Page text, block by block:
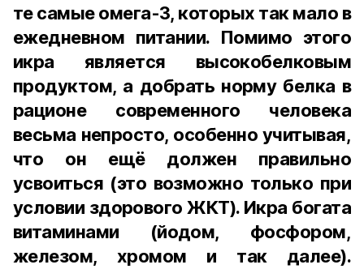
те самые омега-3, которых так мало в
ежедневном питании. Помимо этого
икра является высокобелковым
продуктом, а добрать норму белка в
рационе современного человека
весьма непросто, особенно учитывая,
что он ещё должен правильно
усвоиться (это возможно только при
условии здорового ЖКТ). Икра богата
витаминами (йодом, фосфором,
железом, хромом и так далее).